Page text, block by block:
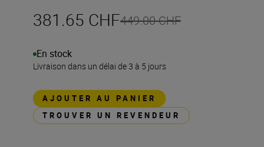
381.65 CHF449.00 CHF
En stock
Livraison dans un délai de 3 à 5 jours
AJOUTER AU PANIER
TROUVER UN REVENDEUR